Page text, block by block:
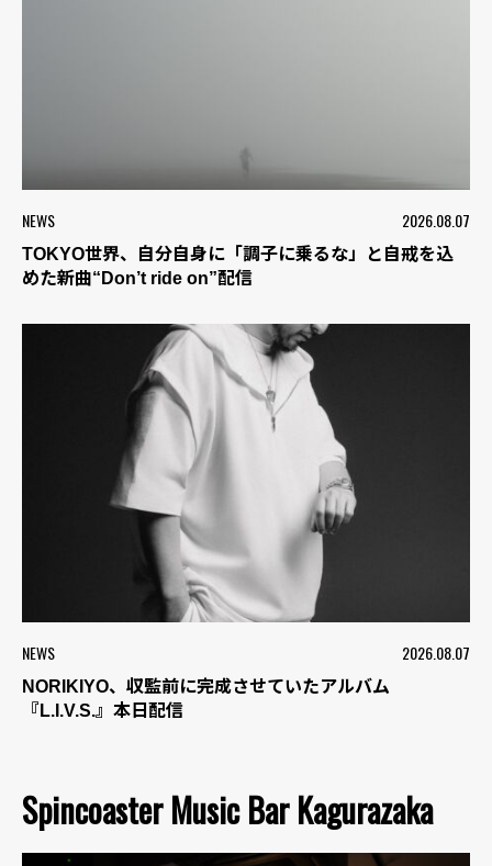
NEWS 2026.08.07
TOKYO世界、自分自身に「調子に乗るな」と自戒を込
めた新曲“Don’t ride on”配信
NEWS 2026.08.07
NORIKIYO、収監前に完成させていたアルバム
『L.I.V.S.』本日配信
Spincoaster Music Bar Kagurazaka